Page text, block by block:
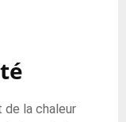
la chaleur